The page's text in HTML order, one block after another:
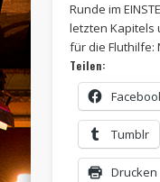
Runde im
letzten Kapitels
für die Fluthilfe:
Teilen:
Tumblr
Drucken